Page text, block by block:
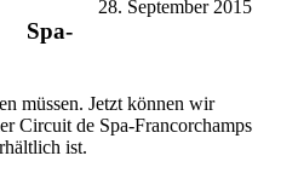
28. September 2015
Spa-
müssen. Jetzt können wir
Circuit de Spa-Francorchamps
ist.